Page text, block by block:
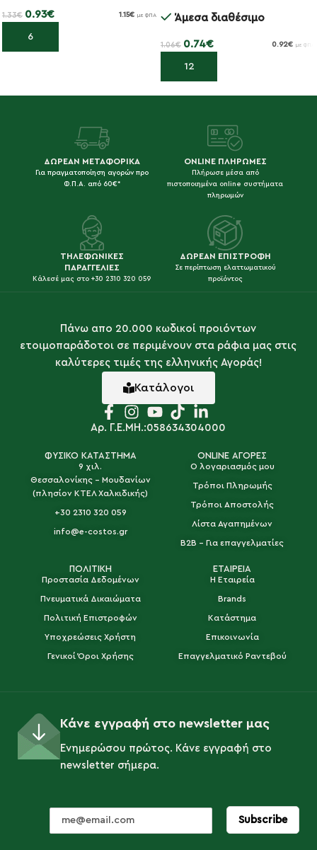
1.33€ 0.93€ 1.15€ με ΦΠΑ
Προσθήκη στο καλάθι
Άμεσα διαθέσιμο
1.06€ 0.74€ 0.92€ με ΦΠΑ
Προσθήκη στο καλάθι
ΔΩΡΕΑΝ ΜΕΤΑΦΟΡΙΚΑ
Για πραγματοποίηση αγορών προ
Φ.Π.Α. από 60€*
ONLINE ΠΛΗΡΩΜΕΣ
Πλήρωσε μέσα από
πιστοποιημένα online συστήματα
πληρωμών
ΤΗΛΕΦΩΝΙΚΕΣ
ΠΑΡΑΓΓΕΛΙΕΣ
Κάλεσέ μας στο +30 2310 320 059
ΔΩΡΕΑΝ ΕΠΙΣΤΡΟΦΗ
Σε περίπτωση ελαττωματικού
προϊόντος
Πάνω απο 20.000 κωδικοί προιόντων
ετοιμοπαράδοτοι σε περιμένουν στα ράφια μας στις
καλύτερες τιμές της ελληνικής Αγοράς!
Κατάλογοι
Αρ. Γ.Ε.ΜΗ.:058634304000
ΦΥΣΙΚΟ ΚΑΤΑΣΤΗΜΑ
9 χιλ.
Θεσσαλονίκης - Μουδανίων
(πλησίον ΚΤΕΛ Χαλκιδικής)
+30 2310 320 059
info@e-costos.gr
ONLINE ΑΓΟΡΕΣ
Ο λογαριασμός μου
Τρόποι Πληρωμής
Τρόποι Αποστολής
Λίστα Αγαπημένων
B2B - Για επαγγελματίες
ΠΟΛΙΤΙΚΗ
Προστασία Δεδομένων
Πνευματικά Δικαιώματα
Πολιτική Επιστροφών
Υποχρεώσεις Χρήστη
Γενικοί Όροι Χρήσης
ΕΤΑΙΡΕΙΑ
Η Εταιρεία
Brands
Κατάστημα
Επικοινωνία
Επαγγελματικό Ραντεβού
Κάνε εγγραφή στο newsletter μας
Ενημερώσου πρώτος. Κάνε εγγραφή στο
newsletter σήμερα.